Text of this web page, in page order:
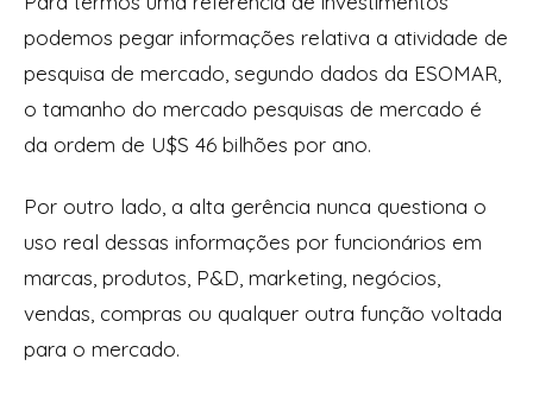
podemos pegar informações relativa a atividade de
pesquisa de mercado, segundo dados da ESOMAR,
o tamanho do mercado pesquisas de mercado é
da ordem de U$S 46 bilhões por ano.
Por outro lado, a alta gerência nunca questiona o
uso real dessas informações por funcionários em
marcas, produtos, P&D, marketing, negócios,
vendas, compras ou qualquer outra função voltada
para o mercado.